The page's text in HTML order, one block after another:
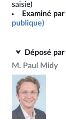
saisie)
Examiné par
publique)
Déposé par
M. Paul Midy